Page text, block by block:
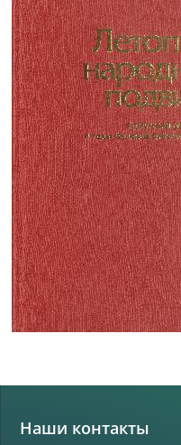
Наши контакты